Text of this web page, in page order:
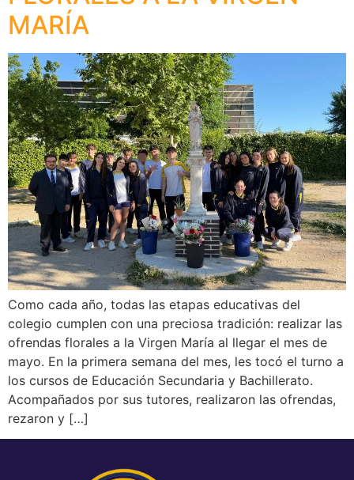
MARÍA
Como cada año, todas las etapas educativas del
colegio cumplen con una preciosa tradición: realizar las
ofrendas florales a la Virgen María al llegar el mes de
mayo. En la primera semana del mes, les tocó el turno a
los cursos de Educación Secundaria y Bachillerato.
Acompañados por sus tutores, realizaron las ofrendas,
rezaron y […]